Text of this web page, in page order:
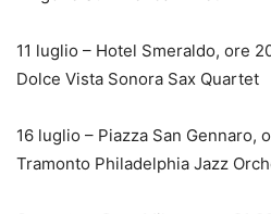
11 luglio – Hotel Smeraldo, ore
Dolce Vista Sonora Sax Quartet
16 luglio – Piazza San Gennaro,
Tramonto Philadelphia Jazz